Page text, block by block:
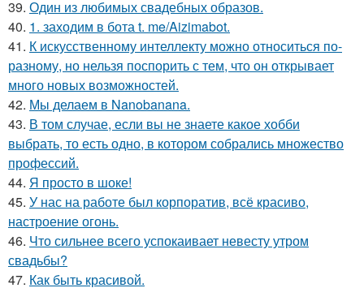
39. Один из любимых свадебных образов.
40. 1. заходим в бота t. me/Aizimabot.
41. К искусственному интеллекту можно относиться по-
разному, но нельзя поспорить с тем, что он открывает
много новых возможностей.
42. Мы делаем в Nanobanana.
43. В том случае, если вы не знаете какое хобби
выбрать, то есть одно, в котором собрались множество
профессий.
44. Я просто в шоке!
45. У нас на работе был корпоратив, всё красиво,
настроение огонь.
46. Что сильнее всего успокаивает невесту утром
свадьбы?
47. Как быть красивой.